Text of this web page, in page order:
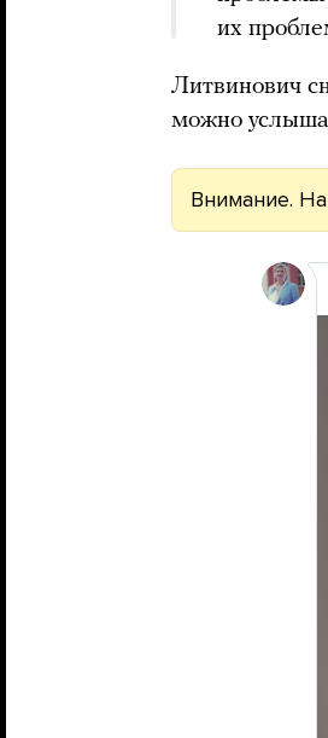
их
Литвинович
можно
Внимание.